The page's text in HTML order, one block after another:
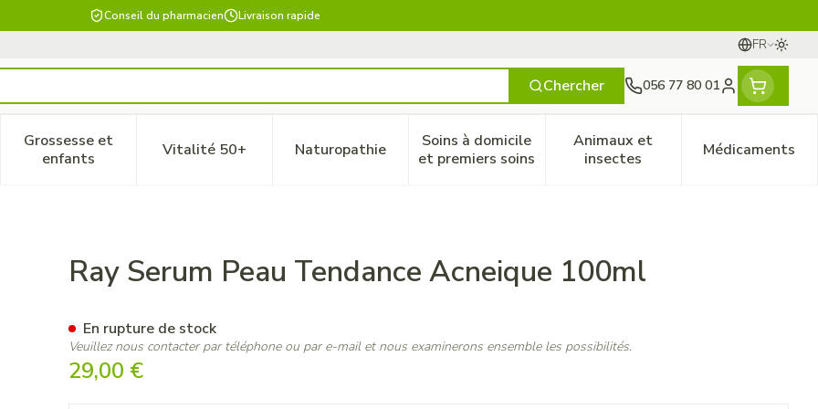
Conseil du pharmacien Livraison rapide
FR
Langues
Chercher 056 77 80 01
Menu client
Beauté, soins et hygiène
menu pour la catégorie Régime, alimentation & vitamines
Grossesse et
enfantsAfficher le sous-menu pour la catégorie Grossesse et enfants
Vitalité 50+Afficher le sous-menu pour la catégorie Vitalité 50+
NaturopathieAfficher le sous-menu pour la catégorie Naturopathie
Soins à domicile
et premiers soinsAfficher le sous-menu pour la catégorie Soins à
Animaux et
insectesAfficher le sous-menu pour
Médicaments
Afficher
100ml
Ray Serum Peau Tendance Acneique 100ml
29,00 €
En rupture de stock
Veuillez nous contacter par téléphone ou par e-mail et nous examinerons ensemble les possibilités.